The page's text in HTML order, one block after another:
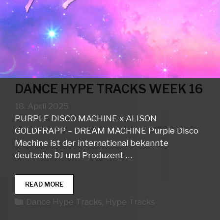
DANCE HYPE TRACKS WEEK 16
18. April 2025
PURPLE DISCO MACHINE x ALISON
GOLDFRAPP – DREAM MACHINE Purple Disco
Machine ist der international bekannte
deutsche DJ und Produzent …
READ MOREDANCE
HYPE
TRACKS
Kategorien
Dance Hype Tracks Hype Tracks